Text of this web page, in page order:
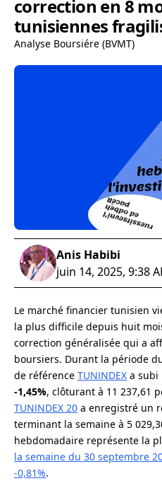
correction en 8
tunisiennes
Analyse Boursiére (BVMT)
Anis Habibi
juin 14, 2025, 9:38
Le marché financier tunisien
la plus difficile depuis huit
correction généralisée qui a
boursiers. Durant la période
de référence TUNINDEX a subi
-1,45%, clôturant à 11 237,61
TUNINDEX 20 a enregistré un
terminant la semaine à 5
hebdomadaire représente la
la semaine du 30 septembre
-0,81%.